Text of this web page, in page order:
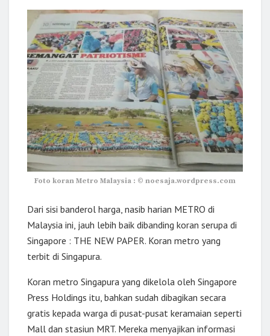
Foto koran Metro Malaysia : © noesaja.wordpress.com
Dari sisi banderol harga, nasib harian METRO di
Malaysia ini, jauh lebih baik dibanding koran serupa di
Singapore : THE NEW PAPER. Koran metro yang
terbit di Singapura.
Koran metro Singapura yang dikelola oleh Singapore
Press Holdings itu, bahkan sudah dibagikan secara
gratis kepada warga di pusat-pusat keramaian seperti
Mall dan stasiun MRT. Mereka menyajikan informasi